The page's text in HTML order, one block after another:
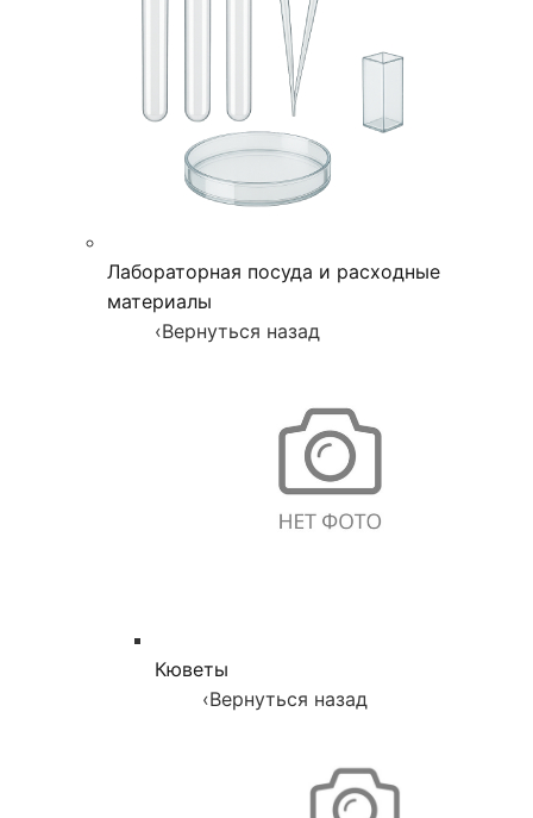
Лабораторная посуда и расходные
материалы
‹Вернуться назад
Кюветы
‹Вернуться назад